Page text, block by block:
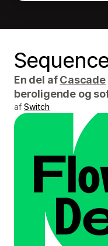
En del afCascade
beroligende og
af Switch